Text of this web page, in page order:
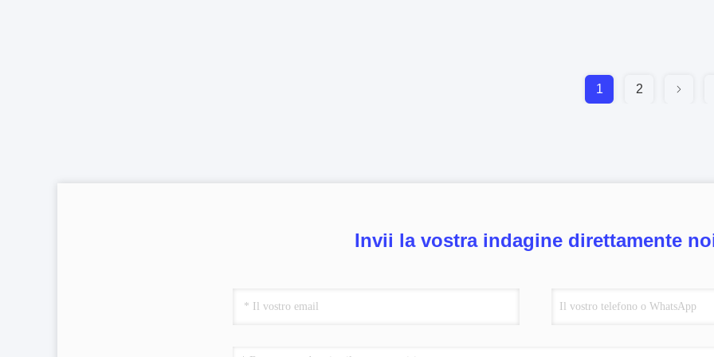
1 2
Invii la vostra indagine direttamente